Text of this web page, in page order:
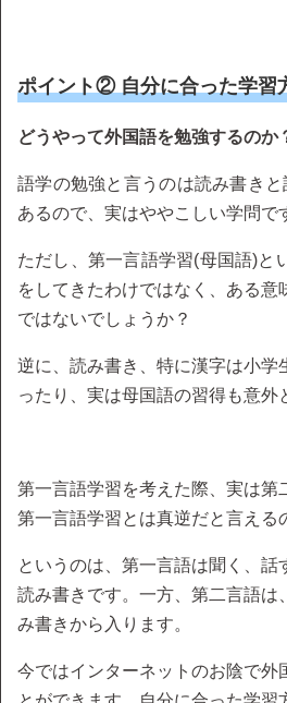
ポイント② 自分に合った学習
どうやって外国語を勉強するのか
語学の勉強と言うのは読み書き
あるので、実はややこしい学問で
ただし、第一言語学習(母国語)と
をしてきたわけではなく、ある意
ではないでしょうか？
逆に、読み書き、特に漢字は小学
ったり、実は母国語の習得も意外
第一言語学習を考えた際、実は第
第一言語学習とは真逆だと言える
というのは、第一言語は聞く、話
読み書きです。一方、第二言語は
み書きから入ります。
今ではインターネットのお陰で外